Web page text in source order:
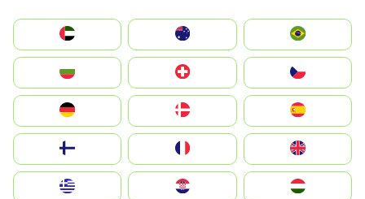
الإمارات العربية المتحدة
Switzerland
Deutschland
United Kingdom
Magyarország